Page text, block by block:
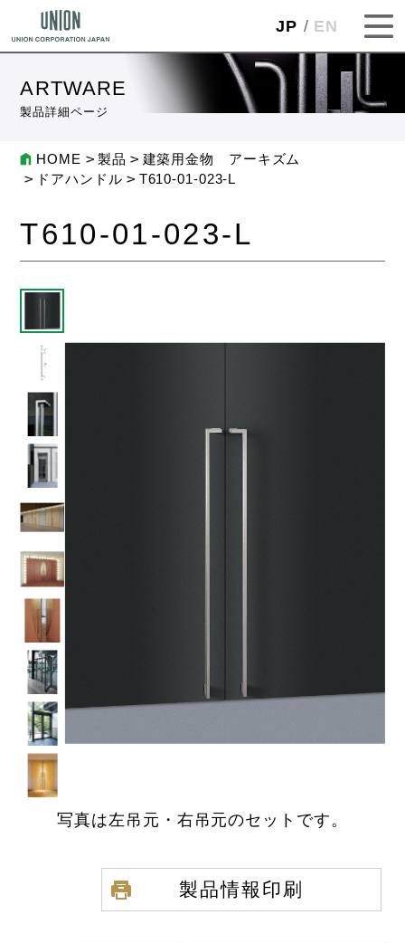
JP EN
ARTWARE
製品詳細ページ
HOME 製品
建築用金物 アーキズム
ドアハンドル
T610-01-023-L
T610-01-023-L
写真は左吊元・右吊元のセットです。
製品情報印刷